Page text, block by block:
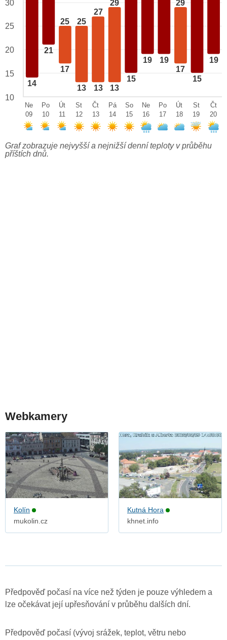
14
21
25
17
25
13
27
13
29
13
15
19 19
29
17
15
19
30
25
20
15
10
Ne
09
Po
10
Út
11
St
12
Čt
13
Pá
14
So
15
Ne
16
Po
17
Út
18
St
19
Čt
20
Graf zobrazuje nejvyšší a nejnižší denní teploty v průběhu
příštích dnů.
Webkamery
Kolín
mukolin.cz
Kutná Hora
khnet.info
Předpověď počasí na více než týden je pouze výhledem a
lze očekávat její upřesňování v průběhu dalších dní.
Předpověď počasí (vývoj srážek, teplot, větru nebo